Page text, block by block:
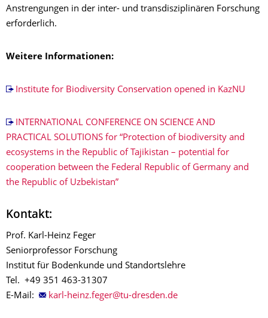
Anstrengungen in der inter- und transdisziplinären Forschung
erforderlich.
Weitere Informationen:
Institute for Biodiversity Conservation opened in KazNU
INTERNATIONAL CONFERENCE ON SCIENCE AND
PRACTICAL SOLUTIONS for “Protection of biodiversity and
ecosystems in the Republic of Tajikistan – potential for
cooperation between the Federal Republic of Germany and
the Republic of Uzbekistan”
Kontakt:
Prof. Karl-Heinz Feger
Seniorprofessor Forschung
Institut für Bodenkunde und Standortslehre
Tel. +49 351 463-31307
E-Mail: